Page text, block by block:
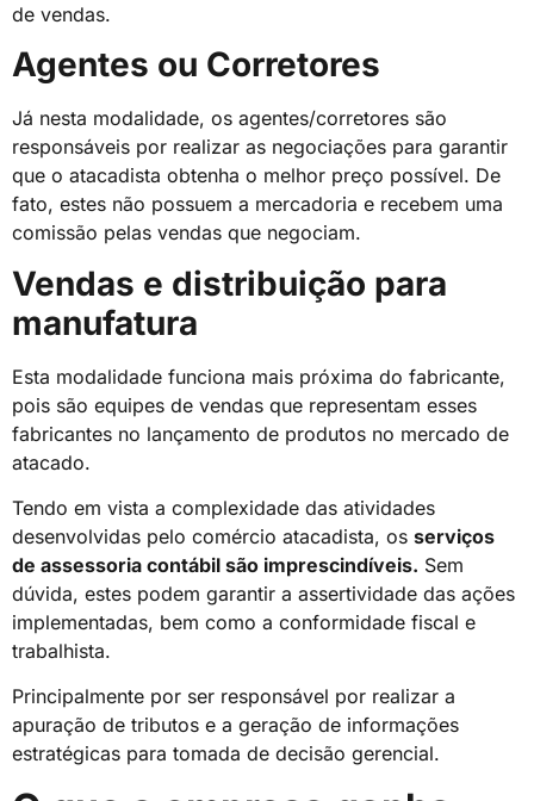
de vendas.
Agentes ou Corretores
Já nesta modalidade, os agentes/corretores são
responsáveis por realizar as negociações para garantir
que o atacadista obtenha o melhor preço possível. De
fato, estes não possuem a mercadoria e recebem uma
comissão pelas vendas que negociam.
Vendas e distribuição para
manufatura
Esta modalidade funciona mais próxima do fabricante,
pois são equipes de vendas que representam esses
fabricantes no lançamento de produtos no mercado de
atacado.
Tendo em vista a complexidade das atividades
desenvolvidas pelo comércio atacadista, os serviços
de assessoria contábil são imprescindíveis. Sem
dúvida, estes podem garantir a assertividade das ações
implementadas, bem como a conformidade fiscal e
trabalhista.
Principalmente por ser responsável por realizar a
apuração de tributos e a geração de informações
estratégicas para tomada de decisão gerencial.